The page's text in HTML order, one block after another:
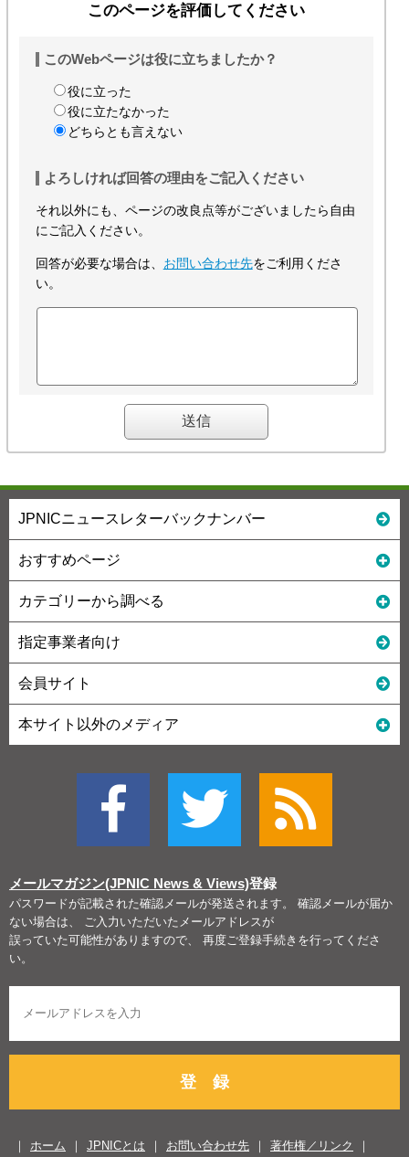
このページを評価してください
このWebページは役に立ちましたか？
役に立った
役に立たなかった
どちらとも言えない
よろしければ回答の理由をご記入ください
それ以外にも、ページの改良点等がございましたら自由
にご記入ください。
回答が必要な場合は、 お問い合わせ先をご利用くださ
い。
JPNICニュースレターバックナンバー
おすすめページ
カテゴリーから調べる
指定事業者向け
会員サイト
本サイト以外のメディア
メールマガジン(JPNIC News & Views)登録
パスワードが記載された確認メールが発送されます。 確認メールが届か
ない場合は、 ご入力いただいたメールアドレスが
誤っていた可能性がありますので、 再度ご登録手続きを行ってくださ
い。
登 録
ホーム JPNICとは お問い合わせ先
著作権／リンク